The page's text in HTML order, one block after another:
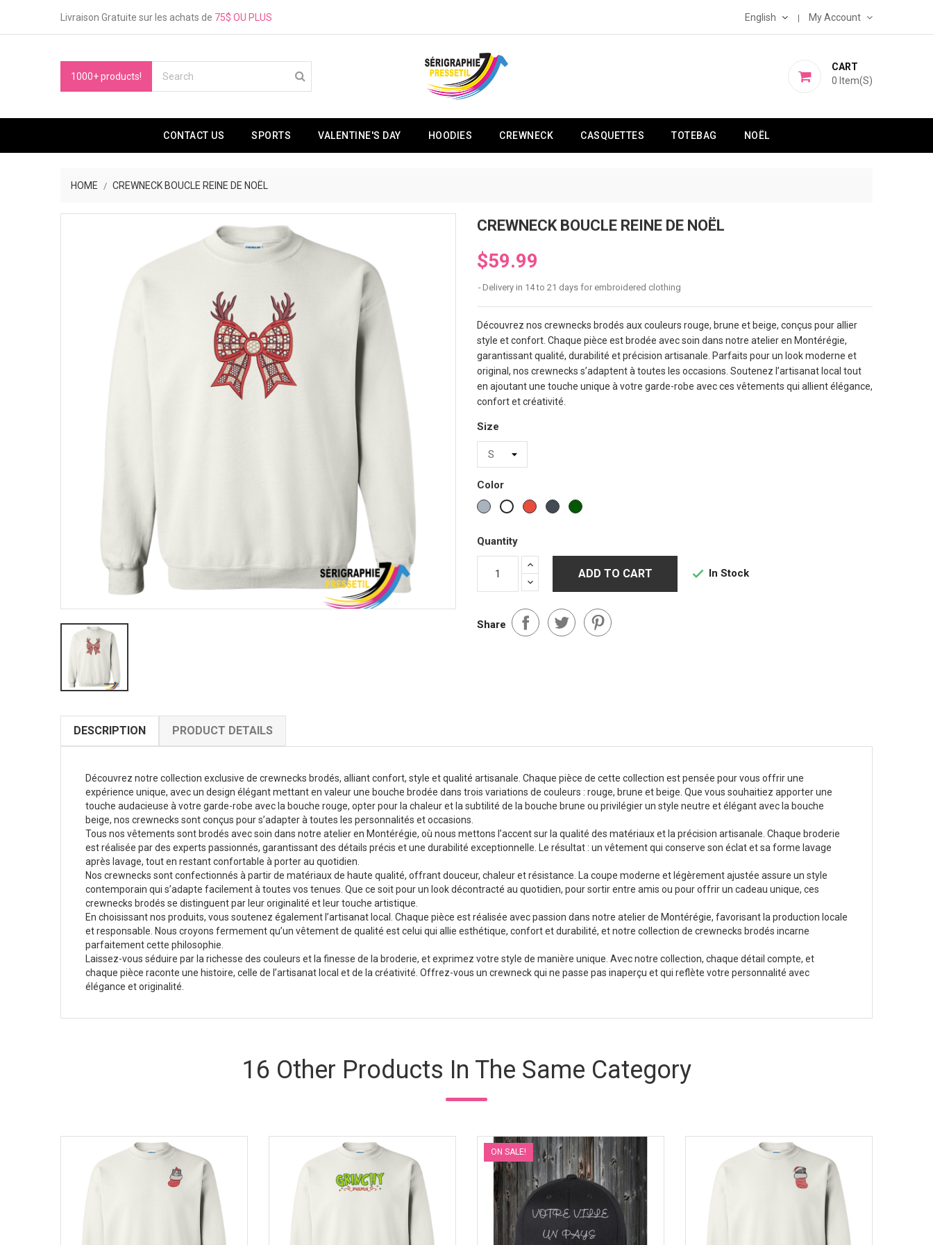
Livraison Gratuite sur les achats de 75$ OU PLUS English My Account
CART
0 Item(s)
1000+ products!
CONTACT US SPORTS VALENTINE'S DAY HOODIES CREWNECK CASQUETTES TOTEBAG NOËL
HOME CREWNECK BOUCLE REINE DE NOËL
CREWNECK BOUCLE REINE DE NOËL
$59.99
Delivery in 14 to 21 days for embroidered clothing
Découvrez nos crewnecks brodés aux couleurs rouge, brune et beige, conçus pour allier
style et confort. Chaque pièce est brodée avec soin dans notre atelier en Montérégie,
garantissant qualité, durabilité et précision artisanale. Parfaits pour un look moderne et
original, nos crewnecks s’adaptent à toutes les occasions. Soutenez l’artisanat local tout
en ajoutant une touche unique à votre garde-robe avec ces vêtements qui allient élégance,
confort et créativité.
Size
Color
Gris
WhiteRed BlackVert
Quantity
ADD TO CART  In Stock
Share
DESCRIPTION PRODUCT DETAILS
Découvrez notre collection exclusive de crewnecks brodés, alliant confort, style et qualité artisanale. Chaque pièce de cette collection est pensée pour vous offrir une
expérience unique, avec un design élégant mettant en valeur une bouche brodée dans trois variations de couleurs : rouge, brune et beige. Que vous souhaitiez apporter une
touche audacieuse à votre garde-robe avec la bouche rouge, opter pour la chaleur et la subtilité de la bouche brune ou privilégier un style neutre et élégant avec la bouche
beige, nos crewnecks sont conçus pour s’adapter à toutes les personnalités et occasions.
Tous nos vêtements sont brodés avec soin dans notre atelier en Montérégie, où nous mettons l’accent sur la qualité des matériaux et la précision artisanale. Chaque broderie
est réalisée par des experts passionnés, garantissant des détails précis et une durabilité exceptionnelle. Le résultat : un vêtement qui conserve son éclat et sa forme lavage
après lavage, tout en restant confortable à porter au quotidien.
Nos crewnecks sont confectionnés à partir de matériaux de haute qualité, offrant douceur, chaleur et résistance. La coupe moderne et légèrement ajustée assure un style
contemporain qui s’adapte facilement à toutes vos tenues. Que ce soit pour un look décontracté au quotidien, pour sortir entre amis ou pour offrir un cadeau unique, ces
crewnecks brodés se distinguent par leur originalité et leur touche artistique.
En choisissant nos produits, vous soutenez également l’artisanat local. Chaque pièce est réalisée avec passion dans notre atelier de Montérégie, favorisant la production locale
et responsable. Nous croyons fermement qu’un vêtement de qualité est celui qui allie esthétique, confort et durabilité, et notre collection de crewnecks brodés incarne
parfaitement cette philosophie.
Laissez-vous séduire par la richesse des couleurs et la finesse de la broderie, et exprimez votre style de manière unique. Avec notre collection, chaque détail compte, et
chaque pièce raconte une histoire, celle de l’artisanat local et de la créativité. Offrez-vous un crewneck qui ne passe pas inaperçu et qui reflète votre personnalité avec
élégance et originalité.
16 Other Products In The Same Category
ON SALE!